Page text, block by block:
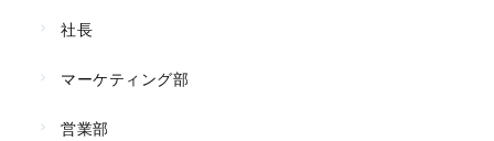
社長
マーケティング部
営業部